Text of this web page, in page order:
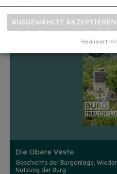
Die Obere Veste
Geschichte der Burganlage,
Nutzung der Burg
AUSGEWÄHLTE AKZEPTIEREN
Realisiert